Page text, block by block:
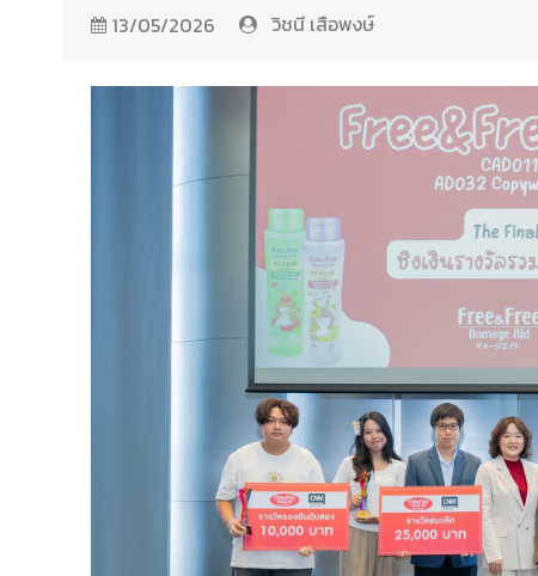
13/05/2026 วิชนี เสือพงษ์